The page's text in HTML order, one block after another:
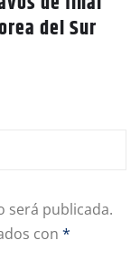
del Sur
será publicada.
con *